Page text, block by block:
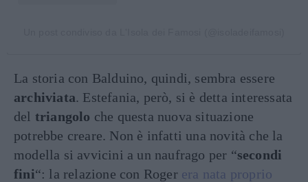
La storia con Balduino, quindi, sembra essere
archiviata. Estefania, però, si è detta interessata
del triangolo che questa nuova situazione
potrebbe creare. Non è infatti una novità che la
modella si avvicini a un naufrago per “secondi
fini“: la relazione con Roger era nata proprio